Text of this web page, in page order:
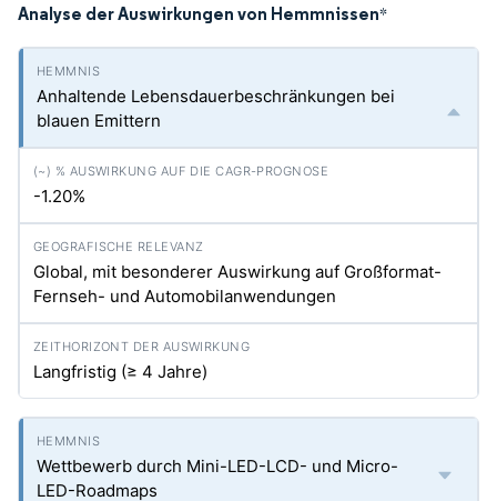
Analyse der Auswirkungen von Hemmnissen*
Anhaltende Lebensdauerbeschränkungen bei
blauen Emittern
-1.20%
Global, mit besonderer Auswirkung auf Großformat-
Fernseh- und Automobilanwendungen
Langfristig (≥ 4 Jahre)
Wettbewerb durch Mini-LED-LCD- und Micro-
LED-Roadmaps